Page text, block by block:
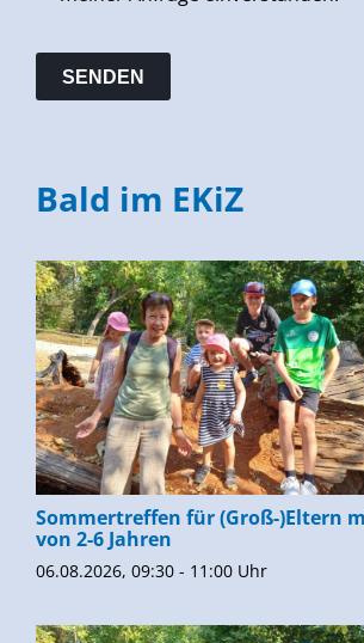
Bald im EKiZ
Sommertreffen für (Groß-)Eltern
von 2-6 Jahren
06.08.2026, 09:30 - 11:00 Uhr